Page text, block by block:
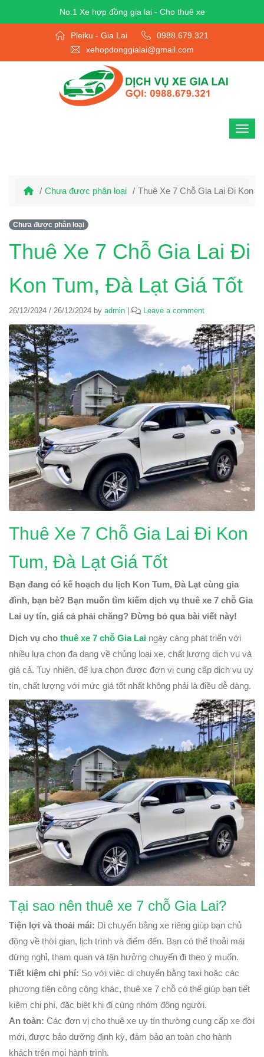
No.1 Xe hợp đồng gia lai - Cho thuê xe
Pleiku - Gia Lai
0988.679.321
xehopdonggialai@gmail.com
Chưa được phân loại Thuê Xe 7 Chỗ Gia Lai Đi Kon
Chưa được phân loại
Thuê Xe 7 Chỗ Gia Lai Đi
Kon Tum, Đà Lạt Giá Tốt
26/12/2024 / 26/12/2024 by admin Leave a comment
Thuê Xe 7 Chỗ Gia Lai Đi Kon
Tum, Đà Lạt Giá Tốt
Bạn đang có kế hoạch du lịch Kon Tum, Đà Lạt cùng gia
đình, bạn bè? Bạn muốn tìm kiếm dịch vụ thuê xe 7 chỗ Gia
Lai uy tín, giá cả phải chăng? Đừng bỏ qua bài viết này!
Dịch vụ cho thuê xe 7 chỗ Gia Lai ngày càng phát triển với
nhiều lựa chọn đa dạng về chủng loại xe, chất lượng dịch vụ và
giá cả. Tuy nhiên, để lựa chọn được đơn vị cung cấp dịch vụ uy
tín, chất lượng với mức giá tốt nhất không phải là điều dễ dàng.
Tại sao nên thuê xe 7 chỗ Gia Lai?
Tiện lợi và thoải mái: Di chuyển bằng xe riêng giúp bạn chủ
động về thời gian, lịch trình và điểm đến. Bạn có thể thoải mái
dừng nghỉ, tham quan và tận hưởng chuyến đi theo ý muốn.
Tiết kiệm chi phí: So với việc di chuyển bằng taxi hoặc các
phương tiện công cộng khác, thuê xe 7 chỗ có thể giúp bạn tiết
kiệm chi phí, đặc biệt khi đi cùng nhóm đông người.
An toàn: Các đơn vị cho thuê xe uy tín thường cung cấp xe đời
mới, được bảo dưỡng định kỳ, đảm bảo an toàn cho hành
khách trên mọi hành trình.